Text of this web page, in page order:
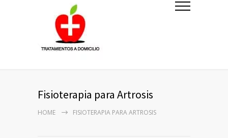
Fisioterapia para Artrosis
HOME FISIOTERAPIA PARA ARTROSIS